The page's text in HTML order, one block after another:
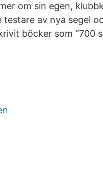
om sin egen,
av nya segel
böcker som ”700